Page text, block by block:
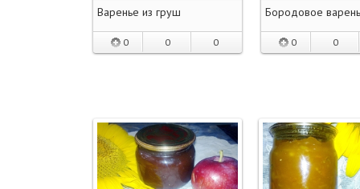
Варенье из груш
0 0 0
Бородовое
0 0